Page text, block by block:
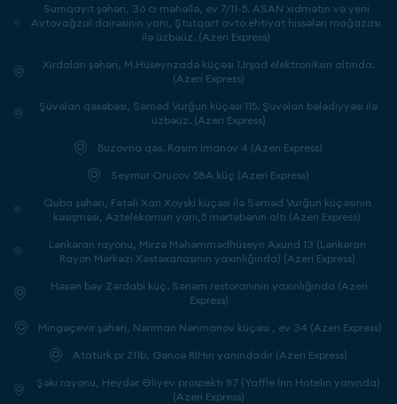
Sumqayıt şəhəri, 36 cı məhəllə, ev 7/11-5. ASAN xidmətin və yeni
Avtovağzal dairəsinin yanı, Ştutqart avto ehtiyat hissələri mağazası
ilə üzbəüz. (Azeri Express)
Xırdalan şəhəri, M.Hüseynzadə küçəsi 1.İrşad elektroniksin altında.
(Azeri Express)
Şüvəlan qəsəbəsi, Səməd Vurğun küçəsi 115. Şüvəlan bələdiyyəsi ilə
üzbəüz. (Azeri Express)
Buzovna qəs. Rasim İmanov 4 (Azeri Express)
Seymur Orucov 58A küç (Azeri Express)
Quba şəhəri, Fətəli Xan Xoyski küçəsi ilə Səməd Vurğun küçəsinin
kəsişməsi, Aztelekomun yanı,5 mərtəbənin altı (Azeri Express)
Lənkəran rayonu, Mirzə Məhəmmədhüseyn Axund 13 (Lənkəran
Rayon Mərkəzi Xəstəxanasının yaxınlığında) (Azeri Express)
Həsən bəy Zərdabi küç. Sənəm restoranının yaxınlığında (Azeri
Express)
Mingəçevir şəhəri, Nəriman Nərimanov küçəsi , ev 34 (Azeri Express)
Atatürk pr 211b, Gəncə RİHın yanındadır (Azeri Express)
Şəki rayonu, Heydər Əliyev prospekti 87 (Yaffle İnn Hotelin yanında)
(Azeri Express)